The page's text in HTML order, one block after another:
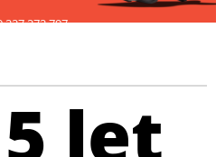
227 272 797
let